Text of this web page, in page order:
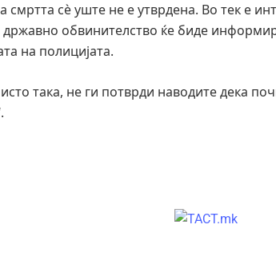
смртта сè уште не е утврдена. Во тек е
обвинителство ќе биде
на полицијата.
така, не ги потврди наводите дека